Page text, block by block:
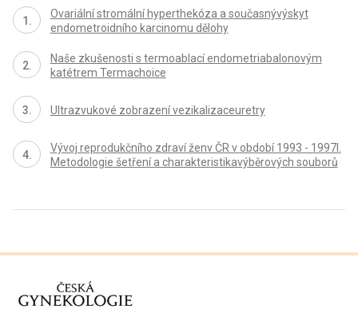
Ovariální stromální hyperthekóza a současnývýskyt
endometroidního karcinomu dělohy
Naše zkušenosti s termoablací endometriabalonovým
katétrem Termachoice
Ultrazvukové zobrazení vezikalizaceuretry
Vývoj reprodukčního zdraví ženv ČR v období 1993 - 1997I.
Metodologie šetření a charakteristikavýběrových souborů
proLékaře.cz